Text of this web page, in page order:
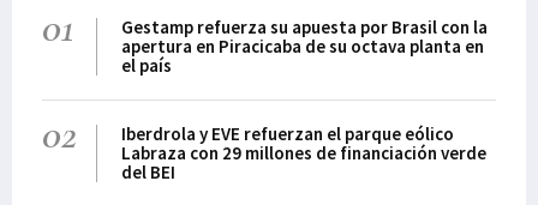
01
Gestamp refuerza su apuesta por Brasil con la
apertura en Piracicaba de su octava planta en
el país
02
Iberdrola y EVE refuerzan el parque eólico
Labraza con 29 millones de financiación verde
del BEI